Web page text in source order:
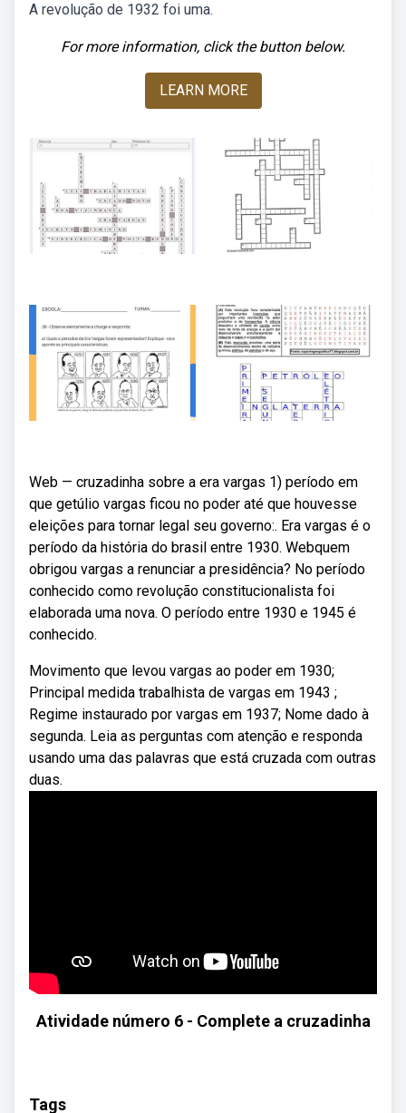
A revolução de 1932 foi uma.
For more information, click the button below.
LEARN MORE
Web — cruzadinha sobre a era vargas 1) período em
que getúlio vargas ficou no poder até que houvesse
eleições para tornar legal seu governo:. Era vargas é o
período da história do brasil entre 1930. Webquem
obrigou vargas a renunciar a presidência? No período
conhecido como revolução constitucionalista foi
elaborada uma nova. O período entre 1930 e 1945 é
conhecido.
Movimento que levou vargas ao poder em 1930;
Principal medida trabalhista de vargas em 1943 ;
Regime instaurado por vargas em 1937; Nome dado à
segunda. Leia as perguntas com atenção e responda
usando uma das palavras que está cruzada com outras
duas.
Atividade número 6 - Complete a cruzadinha
Tags